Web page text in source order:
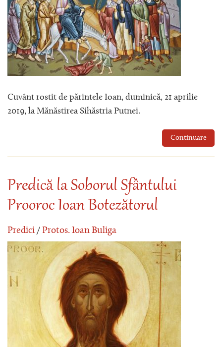
Cuvânt rostit de părintele Ioan, duminică, 21 aprilie
2019, la Mănăstirea Sihăstria Putnei.
Continuare
Predică la Soborul Sfântului
Prooroc Ioan Botezătorul
Predici / Protos. Ioan Buliga